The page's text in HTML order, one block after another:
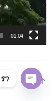
01:04
Up ↑
า
O